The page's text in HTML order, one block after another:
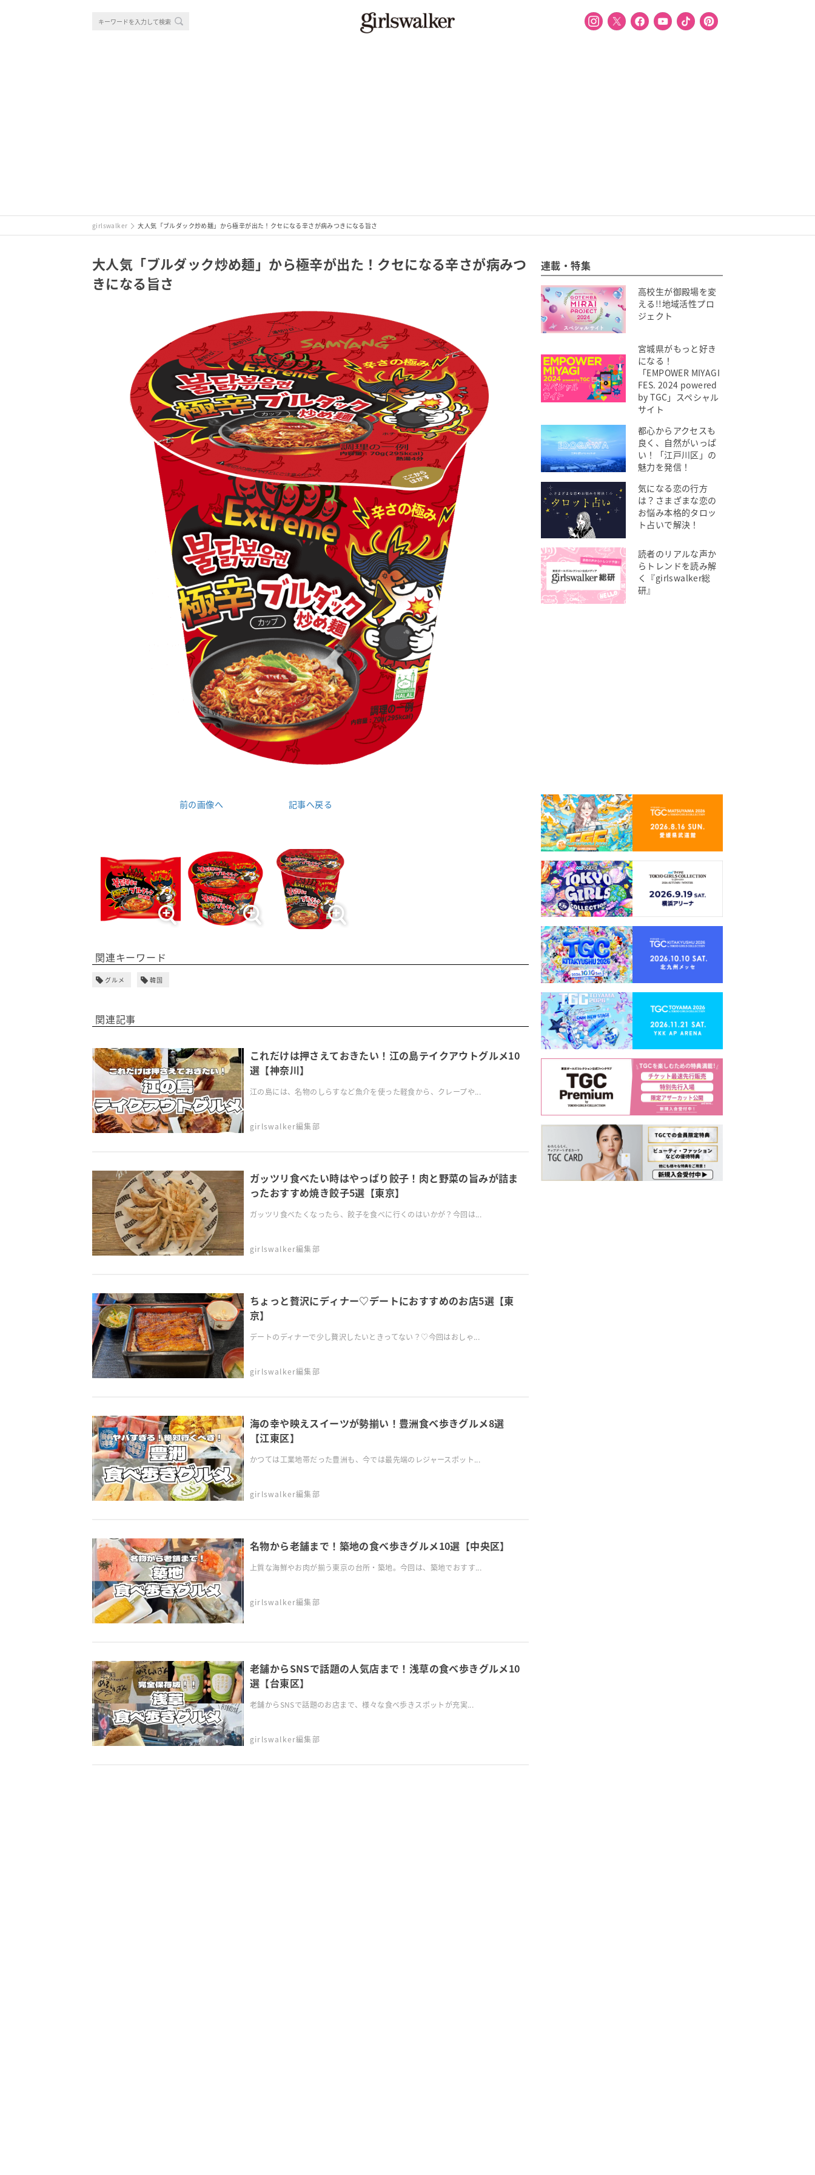
girlswalker 大人気「ブルダック炒め麺」から極辛が出た！クセになる辛さが病みつきになる旨さ
大人気「ブルダック炒め麺」から極辛が出た！クセになる辛さが病みつ
きになる旨さ
前の画像へ 記事へ戻る
関連キーワード
グルメ 韓国
関連記事
これだけは押さえておきたい！江の島テイクアウトグルメ10
選【神奈川】
江の島には、名物のしらすなど魚介を使った軽食から、クレープや...
girlswalker編集部
ガッツリ食べたい時はやっぱり餃子！肉と野菜の旨みが詰ま
ったおすすめ焼き餃子5選【東京】
ガッツリ食べたくなったら、餃子を食べに行くのはいかが？今回は...
girlswalker編集部
ちょっと贅沢にディナー♡デートにおすすめのお店5選【東
京】
デートのディナーで少し贅沢したいときってない？♡今回はおしゃ...
girlswalker編集部
海の幸や映えスイーツが勢揃い！豊洲食べ歩きグルメ8選
【江東区】
かつては工業地帯だった豊洲も、今では最先端のレジャースポット...
girlswalker編集部
名物から老舗まで！築地の食べ歩きグルメ10選【中央区】
上質な海鮮やお肉が揃う東京の台所・築地。今回は、築地でおすす...
girlswalker編集部
老舗からSNSで話題の人気店まで！浅草の食べ歩きグルメ10
選【台東区】
老舗からSNSで話題のお店まで、様々な食べ歩きスポットが充実...
girlswalker編集部
連載・特集
高校生が御殿場を変
える!!地域活性プロ
ジェクト
宮城県がもっと好き
になる！
「EMPOWER MIYAGI
FES. 2024 powered
by TGC」スペシャル
サイト
都心からアクセスも
良く、自然がいっぱ
い！「江戸川区」の
魅力を発信！
気になる恋の行方
は？さまざまな恋の
お悩み本格的タロッ
ト占いで解決！
読者のリアルな声か
らトレンドを読み解
く『girlswalker総
研』